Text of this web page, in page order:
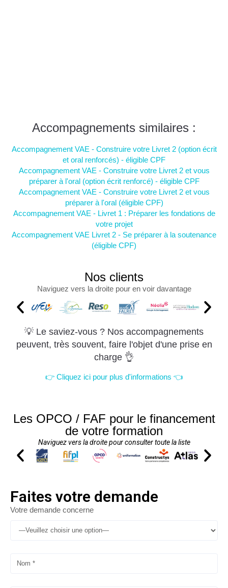
Accompagnements similaires :
Accompagnement VAE - Construire votre Livret 2 (option écrit
et oral renforcés) - éligible CPF
Accompagnement VAE - Construire votre Livret 2 et vous
préparer à l'oral (option écrit renforcé) - éligible CPF
Accompagnement VAE - Construire votre Livret 2 et vous
préparer à l'oral (éligible CPF)
Accompagnement VAE - Livret 1 : Préparer les fondations de
votre projet
Accompagnement VAE Livret 2 - Se préparer à la soutenance
(éligible CPF)
Nos clients
Naviguez vers la droite pour en voir davantage
💡 Le saviez-vous ? Nos accompagnements
peuvent, très souvent, faire l'objet d'une prise en
charge 👌
👉 Cliquez ici pour plus d'informations 👈
Les OPCO / FAF pour le financement
de votre formation
Naviguez vers la droite pour consulter toute la liste
Faites votre demande
Votre demande concerne